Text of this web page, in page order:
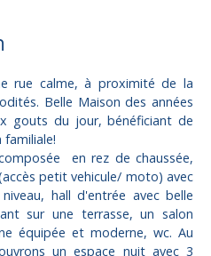
rue calme, à proximité de la
Belle Maison des années
gouts du jour, bénéficiant de
en rez de chaussée,
petit vehicule/ moto) avec
hall d'entrée avec belle
sur une terrasse, un salon
équipée et moderne, wc. Au
un espace nuit avec 3